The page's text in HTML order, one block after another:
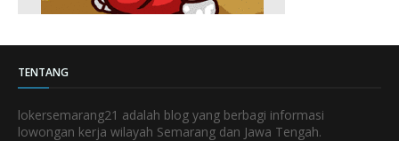
TENTANG
lokersemarang21 adalah blog yang berbagi informasi
lowongan kerja wilayah Semarang dan Jawa Tengah.